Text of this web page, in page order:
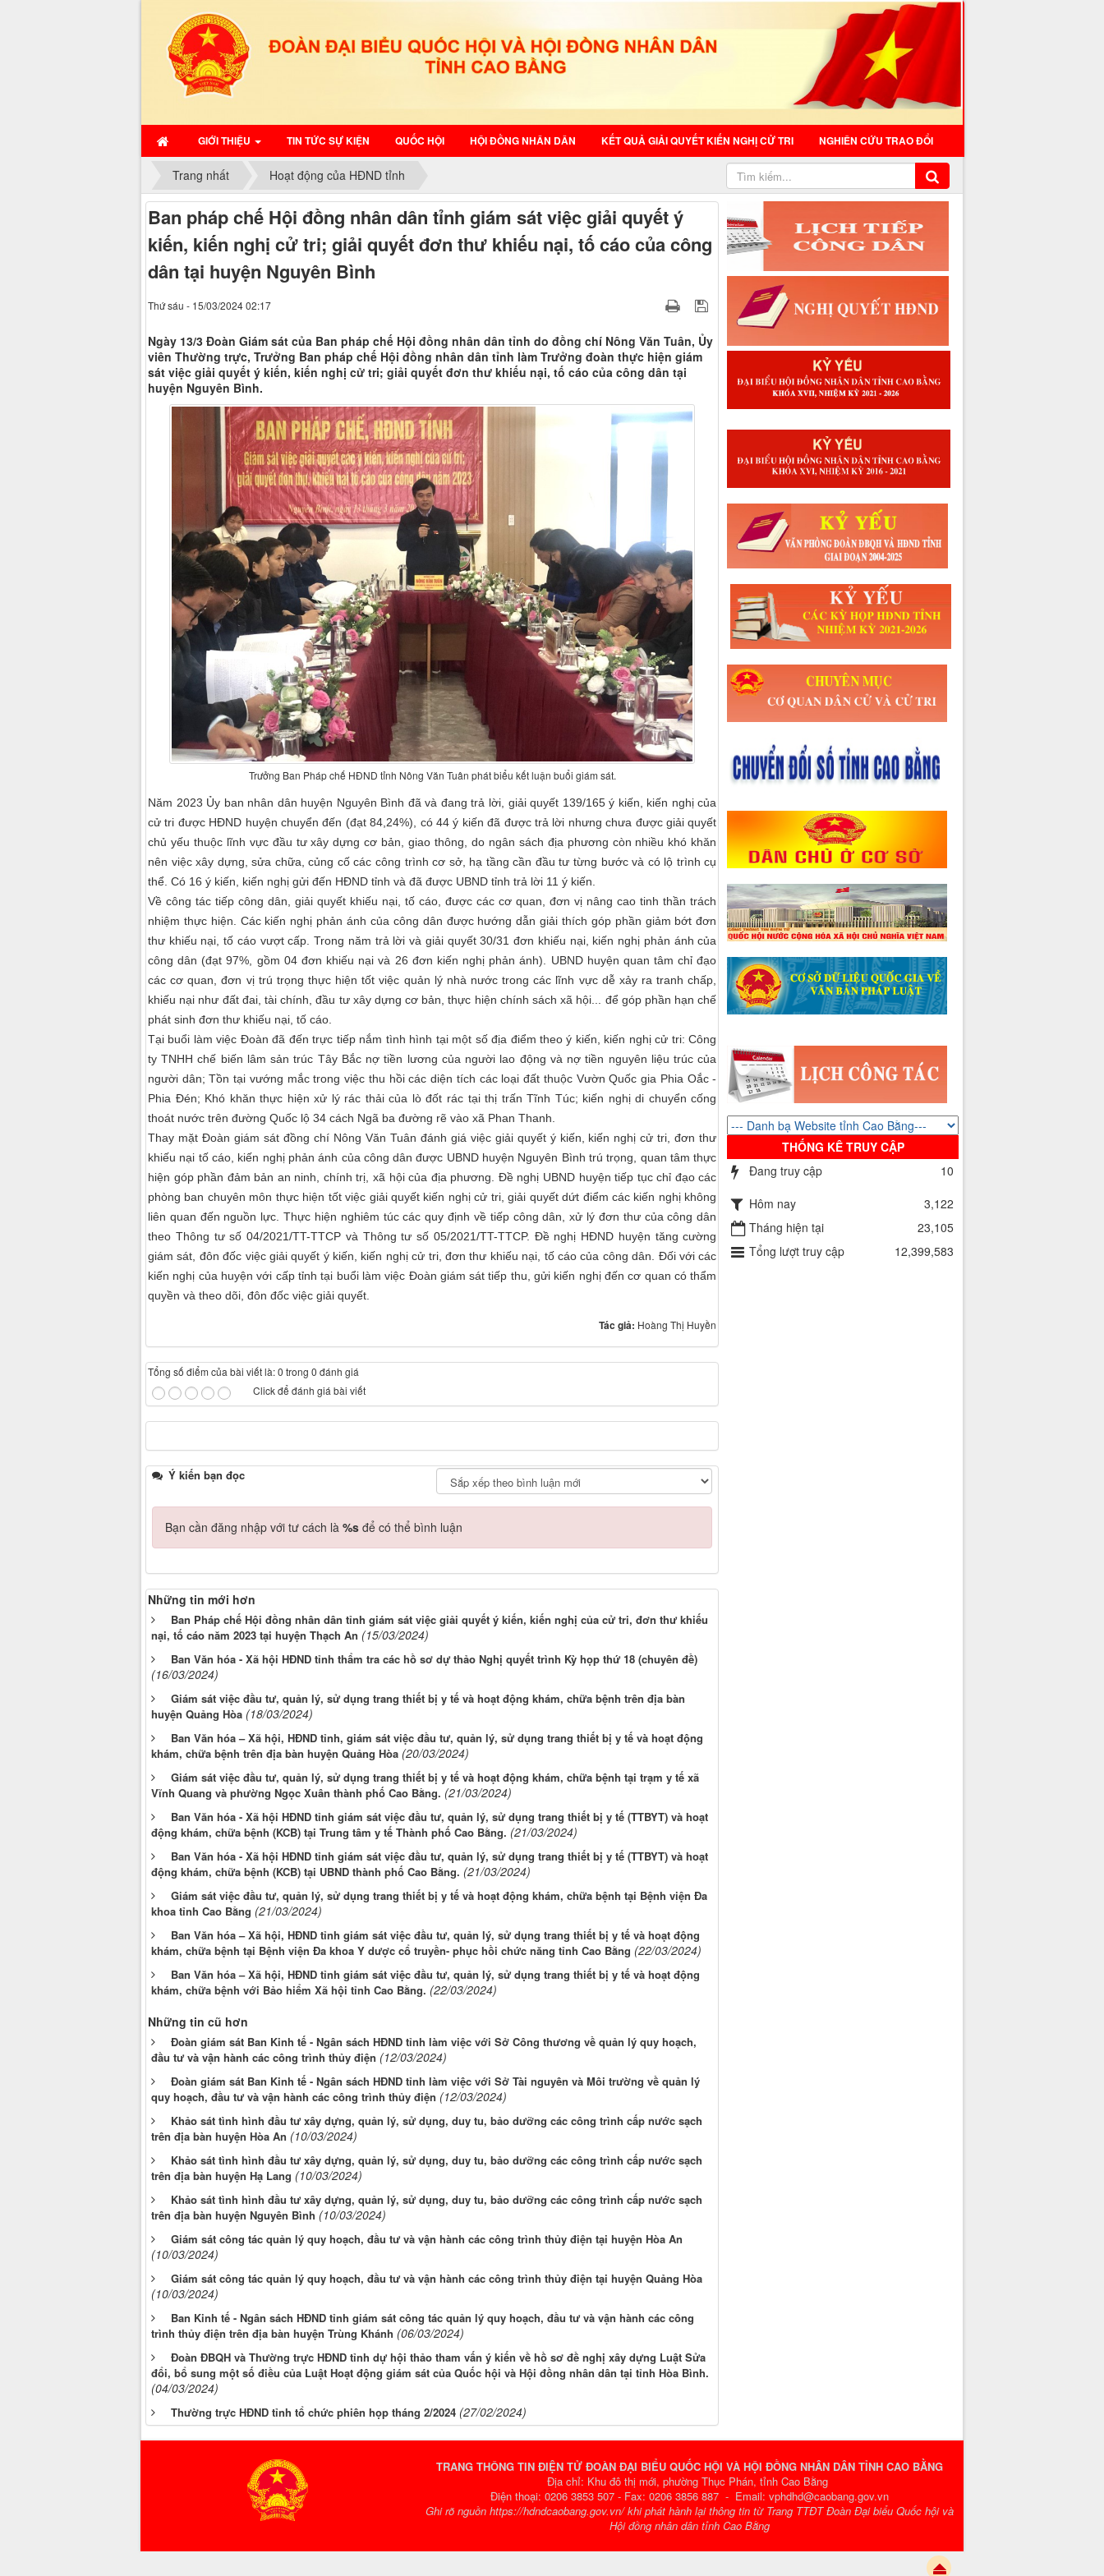
GIỚI THIỆU TIN TỨC SỰ KIỆN QUỐC HỘI HỘI ĐỒNG NHÂN DÂN KẾT QUẢ GIẢI QUYẾT KIẾN NGHỊ CỬ TRI NGHIÊN CỨU TRAO ĐỔI
Trang nhất Hoạt động của HĐND tỉnh
Ban pháp chế Hội đồng nhân dân tỉnh giám sát việc giải quyết ý
kiến, kiến nghị cử tri; giải quyết đơn thư khiếu nại, tố cáo của công
dân tại huyện Nguyên Bình
Thứ sáu - 15/03/2024 02:17
Ngày 13/3 Đoàn Giám sát của Ban pháp chế Hội đồng nhân dân tỉnh do đồng chí Nông Văn Tuân, Ủy
viên Thường trực, Trưởng Ban pháp chế Hội đồng nhân dân tỉnh làm Trưởng đoàn thực hiện giám
sát việc giải quyết ý kiến, kiến nghị cử tri; giải quyết đơn thư khiếu nại, tố cáo của công dân tại
huyện Nguyên Bình.
Trưởng Ban Pháp chế HĐND tỉnh Nông Văn Tuân phát biểu kết luận buổi giám sát.
Năm 2023 Ủy ban nhân dân huyện Nguyên Bình đã và đang trả lời, giải quyết 139/165 ý kiến, kiến nghị của
cử tri được HĐND huyện chuyển đến (đạt 84,24%), có 44 ý kiến đã được trả lời nhưng chưa được giải quyết
chủ yếu thuộc lĩnh vực đầu tư xây dựng cơ bản, giao thông, do ngân sách địa phương còn nhiều khó khăn
nên việc xây dựng, sửa chữa, củng cố các công trình cơ sở, hạ tầng cần đầu tư từng bước và có lộ trình cụ
thể. Có 16 ý kiến, kiến nghị gửi đến HĐND tỉnh và đã được UBND tỉnh trả lời 11 ý kiến.
Về công tác tiếp công dân, giải quyết khiếu nại, tố cáo, được các cơ quan, đơn vị nâng cao tinh thần trách
nhiệm thực hiện. Các kiến nghị phản ánh của công dân được hướng dẫn giải thích góp phần giảm bớt đơn
thư khiếu nại, tố cáo vượt cấp. Trong năm trả lời và giải quyết 30/31 đơn khiếu nại, kiến nghị phản ánh của
công dân (đạt 97%, gồm 04 đơn khiếu nại và 26 đơn kiến nghị phản ánh). UBND huyện quan tâm chỉ đạo
các cơ quan, đơn vị trú trọng thực hiện tốt việc quản lý nhà nước trong các lĩnh vực dễ xảy ra tranh chấp,
khiếu nại như đất đai, tài chính, đầu tư xây dựng cơ bản, thực hiện chính sách xã hội... để góp phần hạn chế
phát sinh đơn thư khiếu nại, tố cáo.
Tại buổi làm việc Đoàn đã đến trực tiếp nắm tình hình tại một số địa điểm theo ý kiến, kiến nghị cử tri: Công
ty TNHH chế biến lâm sản trúc Tây Bắc nợ tiền lương của người lao động và nợ tiền nguyên liệu trúc của
người dân; Tồn tại vướng mắc trong việc thu hồi các diện tích các loại đất thuộc Vườn Quốc gia Phia Oắc -
Phia Đén; Khó khăn thực hiện xử lý rác thải của lò đốt rác tại thị trấn Tĩnh Túc; kiến nghị di chuyển cống
thoát nước trên đường Quốc lộ 34 cách Ngã ba đường rẽ vào xã Phan Thanh.
Thay mặt Đoàn giám sát đồng chí Nông Văn Tuân đánh giá việc giải quyết ý kiến, kiến nghị cử tri, đơn thư
khiếu nại tố cáo, kiến nghị phản ánh của công dân được UBND huyện Nguyên Bình trú trọng, quan tâm thực
hiện góp phần đảm bản an ninh, chính trị, xã hội của địa phương. Đề nghị UBND huyện tiếp tục chỉ đạo các
phòng ban chuyên môn thực hiện tốt việc giải quyết kiến nghị cử tri, giải quyết dứt điểm các kiến nghị không
liên quan đến nguồn lực. Thực hiện nghiêm túc các quy định về tiếp công dân, xử lý đơn thư của công dân
theo Thông tư số 04/2021/TT-TTCP và Thông tư số 05/2021/TT-TTCP. Đề nghị HĐND huyện tăng cường
giám sát, đôn đốc việc giải quyết ý kiến, kiến nghị cử tri, đơn thư khiếu nại, tố cáo của công dân. Đối với các
kiến nghị của huyện với cấp tỉnh tại buổi làm việc Đoàn giám sát tiếp thu, gửi kiến nghị đến cơ quan có thẩm
quyền và theo dõi, đôn đốc việc giải quyết.
Tác giả: Hoàng Thị Huyền
Tổng số điểm của bài viết là: 0 trong 0 đánh giá
Click để đánh giá bài viết
Ý kiến bạn đọc
Bạn cần đăng nhập với tư cách là %s để có thể bình luận
Những tin mới hơn
Ban Pháp chế Hội đồng nhân dân tỉnh giám sát việc giải quyết ý kiến, kiến nghị của cử tri, đơn thư khiếu
nại, tố cáo năm 2023 tại huyện Thạch An (15/03/2024)
Ban Văn hóa - Xã hội HĐND tỉnh thẩm tra các hồ sơ dự thảo Nghị quyết trình Kỳ họp thứ 18 (chuyên đề)
(16/03/2024)
Giám sát việc đầu tư, quản lý, sử dụng trang thiết bị y tế và hoạt động khám, chữa bệnh trên địa bàn
huyện Quảng Hòa (18/03/2024)
Ban Văn hóa – Xã hội, HĐND tỉnh, giám sát việc đầu tư, quản lý, sử dụng trang thiết bị y tế và hoạt động
khám, chữa bệnh trên địa bàn huyện Quảng Hòa (20/03/2024)
Giám sát việc đầu tư, quản lý, sử dụng trang thiết bị y tế và hoạt động khám, chữa bệnh tại trạm y tế xã
Vĩnh Quang và phường Ngọc Xuân thành phố Cao Bằng. (21/03/2024)
Ban Văn hóa - Xã hội HĐND tỉnh giám sát việc đầu tư, quản lý, sử dụng trang thiết bị y tế (TTBYT) và hoạt
động khám, chữa bệnh (KCB) tại Trung tâm y tế Thành phố Cao Bằng. (21/03/2024)
Ban Văn hóa - Xã hội HĐND tỉnh giám sát việc đầu tư, quản lý, sử dụng trang thiết bị y tế (TTBYT) và hoạt
động khám, chữa bệnh (KCB) tại UBND thành phố Cao Bằng. (21/03/2024)
Giám sát việc đầu tư, quản lý, sử dụng trang thiết bị y tế và hoạt động khám, chữa bệnh tại Bệnh viện Đa
khoa tỉnh Cao Bằng (21/03/2024)
Ban Văn hóa – Xã hội, HĐND tỉnh giám sát việc đầu tư, quản lý, sử dụng trang thiết bị y tế và hoạt động
khám, chữa bệnh tại Bệnh viện Đa khoa Y dược cổ truyền- phục hồi chức năng tỉnh Cao Bằng (22/03/2024)
Ban Văn hóa – Xã hội, HĐND tỉnh giám sát việc đầu tư, quản lý, sử dụng trang thiết bị y tế và hoạt động
khám, chữa bệnh với Bảo hiểm Xã hội tỉnh Cao Bằng. (22/03/2024)
Những tin cũ hơn
Đoàn giám sát Ban Kinh tế - Ngân sách HĐND tỉnh làm việc với Sở Công thương về quản lý quy hoạch,
đầu tư và vận hành các công trình thủy điện (12/03/2024)
Đoàn giám sát Ban Kinh tế - Ngân sách HĐND tỉnh làm việc với Sở Tài nguyên và Môi trường về quản lý
quy hoạch, đầu tư và vận hành các công trình thủy điện (12/03/2024)
Khảo sát tình hình đầu tư xây dựng, quản lý, sử dụng, duy tu, bảo dưỡng các công trình cấp nước sạch
trên địa bàn huyện Hòa An (10/03/2024)
Khảo sát tình hình đầu tư xây dựng, quản lý, sử dụng, duy tu, bảo dưỡng các công trình cấp nước sạch
trên địa bàn huyện Hạ Lang (10/03/2024)
Khảo sát tình hình đầu tư xây dựng, quản lý, sử dụng, duy tu, bảo dưỡng các công trình cấp nước sạch
trên địa bàn huyện Nguyên Bình (10/03/2024)
Giám sát công tác quản lý quy hoạch, đầu tư và vận hành các công trình thủy điện tại huyện Hòa An
(10/03/2024)
Giám sát công tác quản lý quy hoạch, đầu tư và vận hành các công trình thủy điện tại huyện Quảng Hòa
(10/03/2024)
Ban Kinh tế - Ngân sách HĐND tỉnh giám sát công tác quản lý quy hoạch, đầu tư và vận hành các công
trình thủy điện trên địa bàn huyện Trùng Khánh (06/03/2024)
Đoàn ĐBQH và Thường trực HĐND tỉnh dự hội thảo tham vấn ý kiến về hồ sơ đề nghị xây dựng Luật Sửa
đổi, bổ sung một số điều của Luật Hoạt động giám sát của Quốc hội và Hội đồng nhân dân tại tỉnh Hòa Bình.
(04/03/2024)
Thường trực HĐND tỉnh tổ chức phiên họp tháng 2/2024 (27/02/2024)
THỐNG KÊ TRUY CẬP
Đang truy cập
10
Hôm nay
3,122
Tháng hiện tại
23,105
Tổng lượt truy cập
12,399,583
TRANG THÔNG TIN ĐIỆN TỬ ĐOÀN ĐẠI BIỂU QUỐC HỘI VÀ HỘI ĐỒNG NHÂN DÂN TỈNH CAO BẰNG
Địa chỉ: Khu đô thị mới, phường Thục Phán, tỉnh Cao Bằng
Điện thoại: 0206 3853 507 - Fax: 0206 3856 887 - Email: vphdhd@caobang.gov.vn
Ghi rõ nguồn https://hdndcaobang.gov.vn/ khi phát hành lại thông tin từ Trang TTĐT Đoàn Đại biểu Quốc hội và
Hội đồng nhân dân tỉnh Cao Bằng